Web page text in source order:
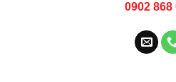
0902 868